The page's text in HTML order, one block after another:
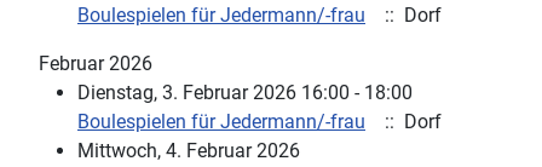
Boulespielen für Jedermann/-frau
:: Dorf
Februar 2026
Dienstag, 3. Februar 2026 16:00 - 18:00
Boulespielen für Jedermann/-frau
:: Dorf
Mittwoch, 4. Februar 2026